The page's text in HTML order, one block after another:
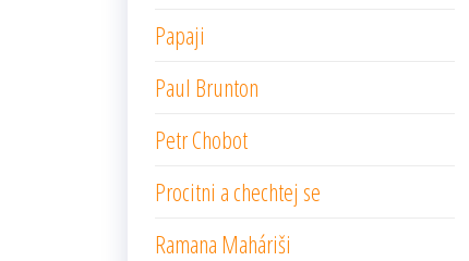
Papaji
Paul Brunton
Petr Chobot
Procitni a chechtej se
Ramana Maháriši